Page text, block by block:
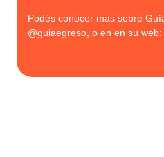
Podés conocer más sobre
@guiaegreso, o en en su